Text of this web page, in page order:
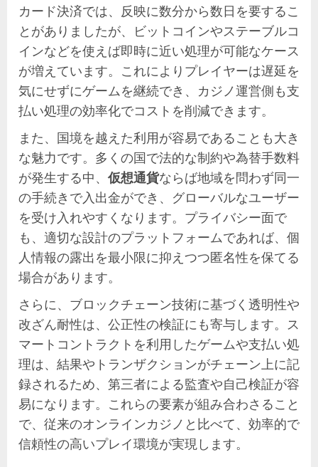
カード決済では、反映に数分から数日を要するこ
とがありましたが、ビットコインやステーブルコ
インなどを使えば即時に近い処理が可能なケース
が増えています。これによりプレイヤーは遅延を
気にせずにゲームを継続でき、カジノ運営側も支
払い処理の効率化でコストを削減できます。
また、国境を越えた利用が容易であることも大き
な魅力です。多くの国で法的な制約や為替手数料
が発生する中、 仮想通貨ならば地域を問わず同一
の手続きで入出金ができ、グローバルなユーザー
を受け入れやすくなります。プライバシー面で
も、適切な設計のプラットフォームであれば、個
人情報の露出を最小限に抑えつつ匿名性を保てる
場合があります。
さらに、ブロックチェーン技術に基づく透明性や
改ざん耐性は、公正性の検証にも寄与します。ス
マートコントラクトを利用したゲームや支払い処
理は、結果やトランザクションがチェーン上に記
録されるため、第三者による監査や自己検証が容
易になります。これらの要素が組み合わさること
で、従来のオンラインカジノと比べて、効率的で
信頼性の高いプレイ環境が実現します。